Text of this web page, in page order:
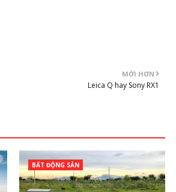
MỚI HƠN
Leica Q hay Sony RX1
BẤT ĐỘNG SẢN